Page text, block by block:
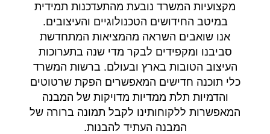
מקצועיות המשרד נובעת מהתעדכנות תמידית
במיטב החידושים הטכנולוגיים והעיצובים.
אנו שואבים השראה מהמציאות המתחדשת
סביבנו ומקפידים לבקר מדי שנה בתערוכות
העיצוב הטובות בארץ ובעולם. ברשות המשרד
כלי תוכנה חדישים המאפשרים הפקת שרטוטים
והדמיות תלת ממדיות מדויקות של המבנה
המאפשרות ללקוחותינו לקבל תמונה ברורה של
המבנה העתיד להבנות.